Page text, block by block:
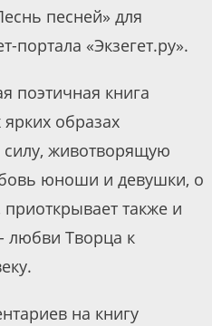
песней» для
портала «Экзегет.ру».
поэтичная книга
ярких образах
животворящую
юноши и девушки, о
также и
любви Творца к
на книгу